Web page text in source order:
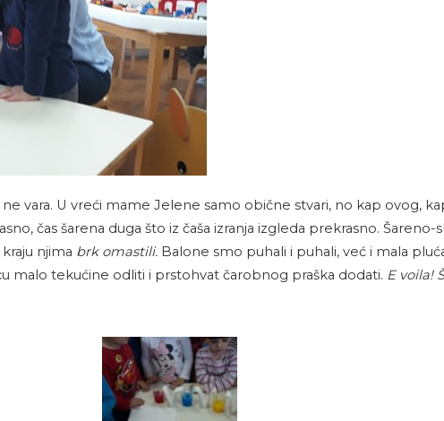
ne vara. U vreći mame Jelene samo obične stvari, no kap ovog,
čas šarena duga što iz čaša izranja izgleda prekrasno.
njima brk omastili. Balone smo puhali i puhali, već i mala
malo tekućine odliti i prstohvat čarobnog praška dodati. E voila!